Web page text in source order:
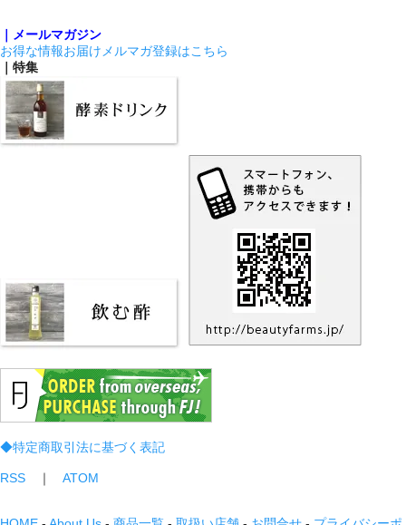
｜メールマガジン
お得な情報お届けメルマガ登録はこちら
｜特集
◆特定商取引法に基づく表記
RSS ｜ ATOM